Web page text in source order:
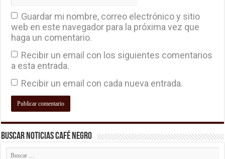
Guardar mi nombre, correo electrónico y sitio
web en este navegador para la próxima vez que
haga un comentario.
Recibir un email con los siguientes comentarios
a esta entrada.
Recibir un email con cada nueva entrada.
Buscar Noticias Café Negro